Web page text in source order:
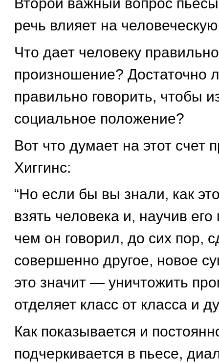
речь влияет на
Что дает человеку
произношение? Достаточно
правильно говорить, чтобы
социальное положение?
Вот что думает на этот счет
Хиггинс:
“Но если бы вы знали, как
взять человека и, научив его
чем он говорил, до сих пор,
совершенно другое, новое
это значит — уничтожить
отделяет класс от класса и
Как показывается и
подчеркивается в пьесе,